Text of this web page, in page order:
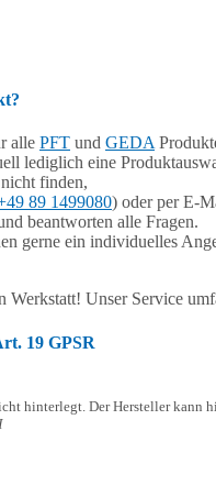
alle PFT und GEDA
lediglich eine
finden,
89 1499080) oder per E-
beantworten alle Fragen.
gerne ein individuelles
Werkstatt! Unser Service
19 GPSR
hinterlegt. Der Hersteller kann